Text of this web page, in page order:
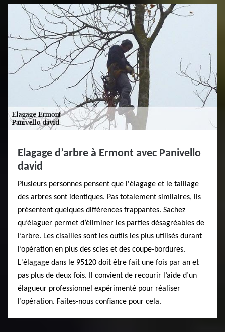
Elagage d’arbre à Ermont avec Panivello
david
Plusieurs personnes pensent que l'élagage et le taillage
des arbres sont identiques. Pas totalement similaires, ils
présentent quelques différences frappantes. Sachez
qu’élaguer permet d’éliminer les parties désagréables de
l’arbre. Les cisailles sont les outils les plus utilisés durant
l’opération en plus des scies et des coupe-bordures.
L'élagage dans le 95120 doit être fait une fois par an et
pas plus de deux fois. Il convient de recourir l’aide d’un
élagueur professionnel expérimenté pour réaliser
l’opération. Faites-nous confiance pour cela.